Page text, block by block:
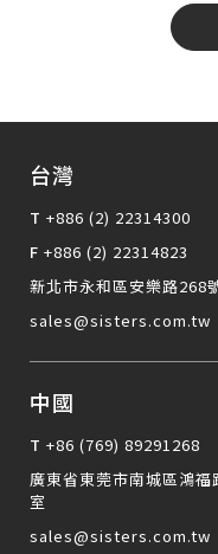
台灣
T +886 (2) 22314300
F +886 (2) 22314823
新北市永和區安樂路268
sales@sisters.com.tw
中國
T +86 (769) 89291268
廣東省東莞市南城區鴻
室
sales@sisters.com.tw